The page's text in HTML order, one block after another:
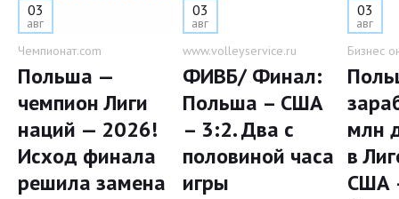
03
авг
Чемпионат.com
Польша —
чемпион Лиги
наций — 2026!
Исход финала
решила замена
03
авг
www.volleyservice.ru
ФИВБ/ Финал:
Польша – США
– 3:2. Два с
половиной часа
игры
03
авг
Бизнес
млн
в
США